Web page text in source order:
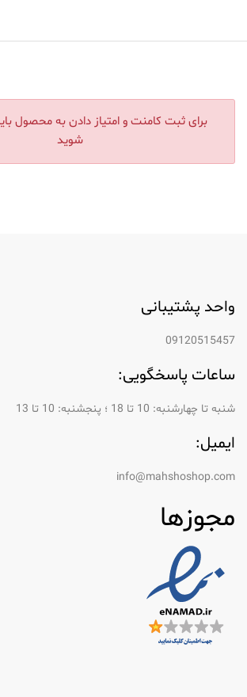
برای ثبت کامنت و امتیاز دادن به محصول
شوید
واحد پشتیبانی
09120515457
ساعات پاسخگویی:
شنبه تا چهارشنبه: 10 تا 18 ؛ پنجشنبه: 10 تا 13
ایمیل:
info@mahshoshop.com
مجوزها